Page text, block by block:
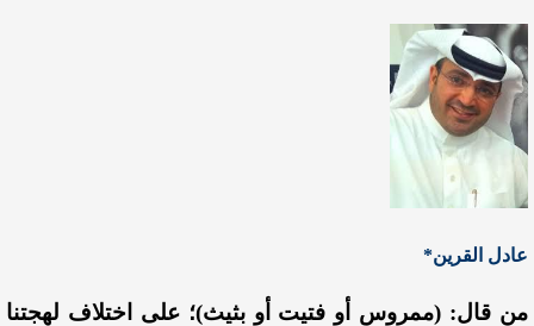
عادل القرين*
من قال: (ممروس أو فتيت أو بثيث)؛ على اختلاف لهجتنا